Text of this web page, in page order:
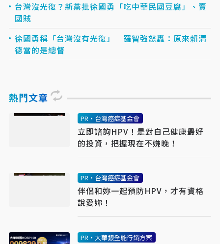
台灣沒光復？新黨批徐國勇「吃中華民國豆腐」、賣
國賊
徐國勇稱「台灣沒有光復」 羅智強怒轟：原來賴清
德當的是總督
熱門文章
PR・台灣癌症基金會
立即諮詢HPV！是對自己健康最好
的投資，把握現在不嫌晚！
PR・台灣癌症基金會
伴侶和妳一起預防HPV，才有資格
說愛妳！
PR・大華銀全能行銷方案